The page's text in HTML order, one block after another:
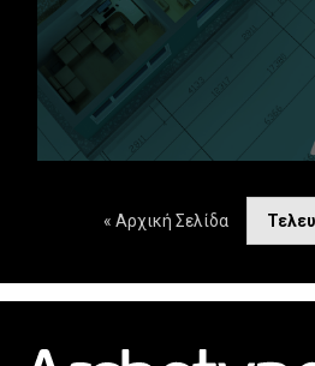
« Αρχική Σελίδα